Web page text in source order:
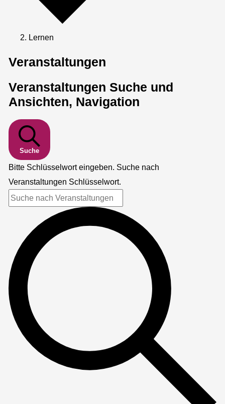
Lernen
Veranstaltungen
Veranstaltungen Suche und
Ansichten, Navigation
Suche
Bitte Schlüsselwort eingeben. Suche nach
Veranstaltungen Schlüsselwort.